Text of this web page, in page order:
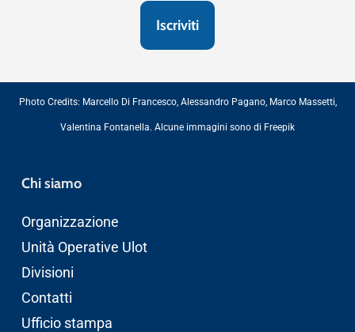
Photo Credits: Marcello Di Francesco, Alessandro Pagano, Marco Massetti,
Valentina Fontanella. Alcune immagini sono di Freepik
Chi siamo
Organizzazione
Unità Operative Ulot
Divisioni
Contatti
Ufficio stampa